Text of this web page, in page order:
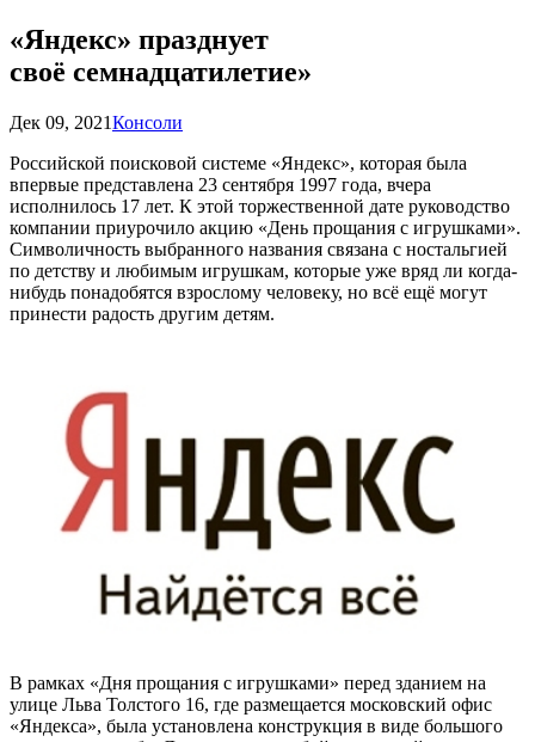
«Яндекс» празднует
своё семнадцатилетие»
Дек 09, 2021Консоли
Российской поисковой системе «Яндекс», которая была
впервые представлена 23 сентября 1997 года, вчера
исполнилось 17 лет. К этой торжественной дате руководство
компании приурочило акцию «День прощания с игрушками».
Символичность выбранного названия связана с ностальгией
по детству и любимым игрушкам, которые уже вряд ли когда-
нибудь понадобятся взрослому человеку, но всё ещё могут
принести радость другим детям.
В рамках «Дня прощания с игрушками» перед зданием на
улице Льва Толстого 16, где размещается московский офис
«Яндекса», была установлена конструкция в виде большого